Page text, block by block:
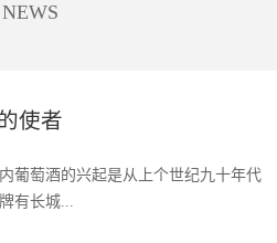
NEWS
使者
萄酒的兴起是从上个世纪九十年代
有长城...